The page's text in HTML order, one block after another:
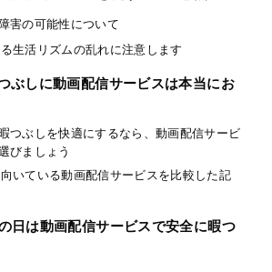
害の可能性について
生活リズムの乱れに注意します
ぶしに動画配信サービスは本当にお
つぶしを快適にするなら、動画配信サービ
びましょう
いている動画配信サービスを比較した記
日は動画配信サービスで安全に暇つ